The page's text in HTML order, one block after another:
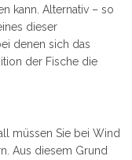
kann. Alternativ – so
dieser
denen sich das
der Fische die
müssen Sie bei Wind
Aus diesem Grund